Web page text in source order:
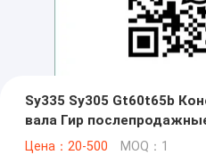
Sy335 Sy305 Gt60t65b
вала Гир
60008647k 12940221
Цена：20-500 MOQ：1